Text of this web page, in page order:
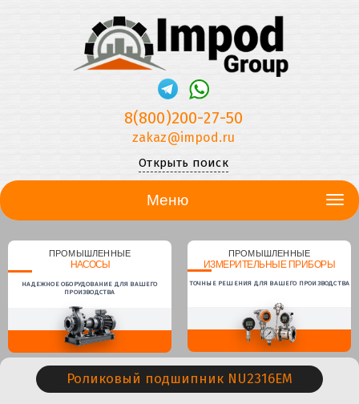
8(800)200-27-50
zakaz@impod.ru
Открыть поиск
Меню
ПРОМЫШЛЕННЫЕ
НАСОСЫ
НАДЕЖНОЕ ОБОРУДОВАНИЕ ДЛЯ ВАШЕГО
ПРОИЗВОДСТВА
ПРОМЫШЛЕННЫЕ
ИЗМЕРИТЕЛЬНЫЕ ПРИБОРЫ
ТОЧНЫЕ РЕШЕНИЯ ДЛЯ ВАШЕГО ПРОИЗВОДСТВА
Роликовый подшипник NU2316EM